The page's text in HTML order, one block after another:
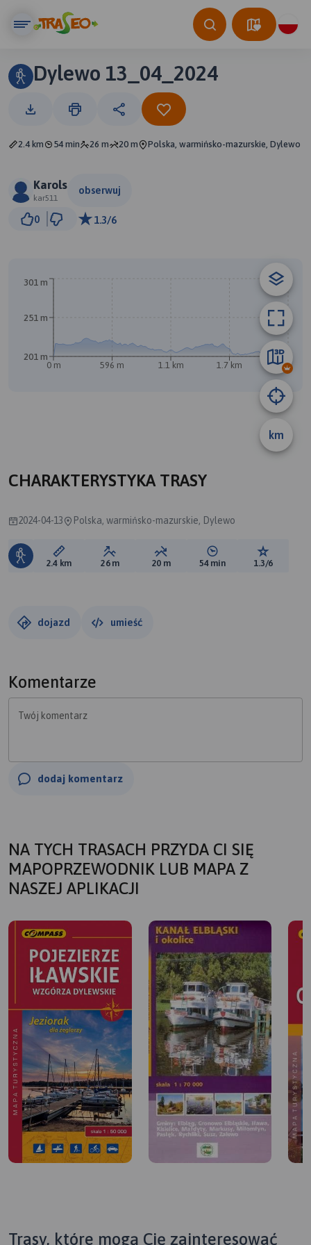
Dylewo 13_04_2024
2.4 km 54 min 26 m 20 m Polska, warmińsko-mazurskie, Dylewo
Karols
kar511
obserwuj
0 1.3/6
B
km
0 m 596 m 1.1 km 1.7 km 2.3 km
201 m
251 m
301 m
CHARAKTERYSTYKA TRASY
2024-04-13 Polska, warmińsko-mazurskie, Dylewo
Długość trasy:
2.4 km Suma przewyższeń:
26 m Suma spadków:
20 m Średni czas potrzebny
54 min Ocena
1.3/6
dojazd umieść
Komentarze
Twój komentarz
dodaj komentarz
NA TYCH TRASACH PRZYDA CI SIĘ
MAPOPRZEWODNIK LUB MAPA Z
NASZEJ APLIKACJI
Trasy, które mogą Cię zainteresować